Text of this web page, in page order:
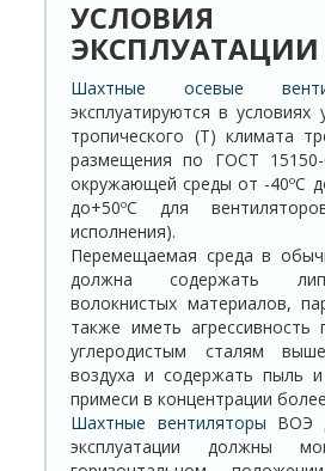
УСЛОВИЯ
ЭКСПЛУАТАЦИИ
Шахтные осевые
эксплуатируются в
тропического (Т) климата
размещения по ГОСТ 15150-
окружающей среды от -40ºС
до+50ºС для
исполнения).
Перемещаемая среда в
должна содержать
волокнистых материалов,
также иметь
углеродистым сталям
воздуха и содержать пыль
примеси в концентрации
Шахтные вентиляторы ВОЭ
эксплуатации должны